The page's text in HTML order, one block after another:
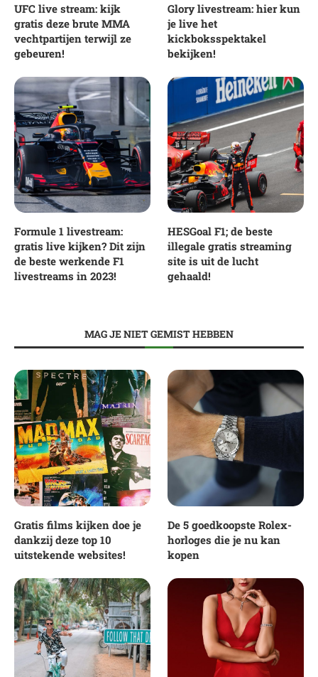
UFC live stream: kijk
gratis deze brute MMA
vechtpartijen terwijl ze
gebeuren!
Glory livestream: hier kun
je live het
kickboksspektakel
bekijken!
Formule 1 livestream:
gratis live kijken? Dit zijn
de beste werkende F1
livestreams in 2023!
HESGoal F1; de beste
illegale gratis streaming
site is uit de lucht
gehaald!
MAG JE NIET GEMIST HEBBEN
Gratis films kijken doe je
dankzij deze top 10
uitstekende websites!
De 5 goedkoopste Rolex-
horloges die je nu kan
kopen